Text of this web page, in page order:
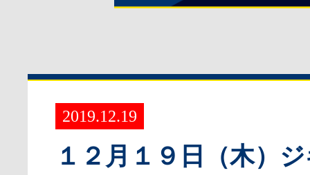
2019.12.19
１２月１９日（木）